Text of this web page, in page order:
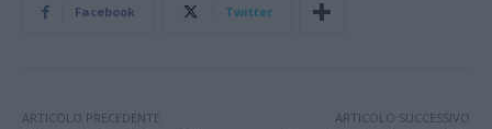
Facebook Twitter
ARTICOLO PRECEDENTE
ARTICOLO SUCCESSIVO